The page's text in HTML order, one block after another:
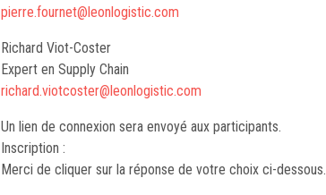
pierre.fournet@leonlogistic.com
Richard Viot-Coster
Expert en Supply Chain
richard.viotcoster@leonlogistic.com
Un lien de connexion sera envoyé aux participants.
Inscription :
Merci de cliquer sur la réponse de votre choix ci-dessous.